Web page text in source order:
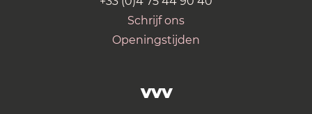
Schrijf ons
Openingstijden
VVV